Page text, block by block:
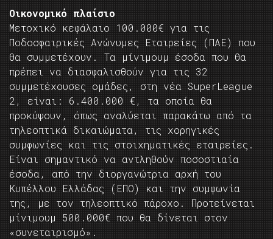
Οικονομικό πλαίσιο
Μετοχικό κεφάλαιο 100.000€ για τις
Ποδοσφαιρικές Ανώνυμες Εταιρείες (ΠΑΕ) που
θα συμμετέχουν. Τα μίνιμουμ έσοδα που θα
πρέπει να διασφαλισθούν για τις 32
συμμετέχουσες ομάδες, στη νέα SuperLeague
2, είναι: 6.400.000 €, τα οποία θα
προκύψουν, όπως αναλύεται παρακάτω από τα
τηλεοπτικά δικαιώματα, τις χορηγικές
συμφωνίες και τις στοιχηματικές εταιρείες.
Είναι σημαντικό να αντληθούν ποσοστιαία
έσοδα, από την διοργανώτρια αρχή του
Κυπέλλου Ελλάδας (ΕΠΟ) και την συμφωνία
της, με τον τηλεοπτικό πάροχο. Προτείνεται
μίνιμουμ 500.000€ που θα δίνεται στον
«συνεταιρισμό».